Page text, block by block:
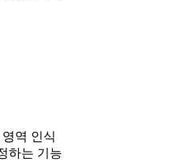
역 인식
하는 기능